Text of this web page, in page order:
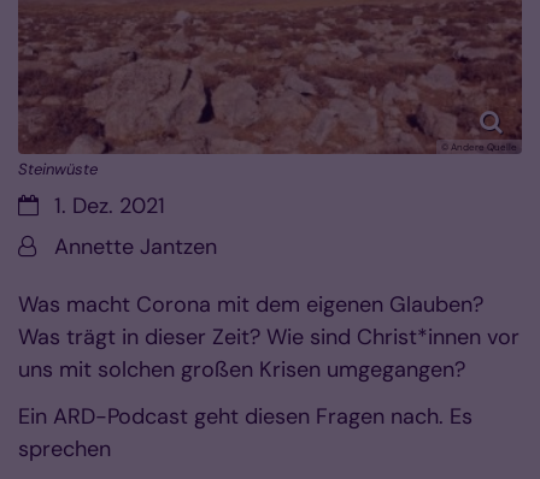
© Andere Quelle
Steinwüste
Datum:1. Dez. 2021
Von:Annette Jantzen
Was macht Corona mit dem eigenen Glauben?
Was trägt in dieser Zeit? Wie sind Christ*innen vor
uns mit solchen großen Krisen umgegangen?
Ein ARD-Podcast geht diesen Fragen nach. Es
sprechen